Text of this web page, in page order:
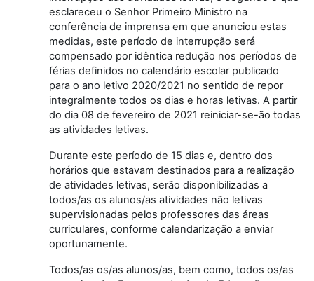
esclareceu o Senhor Primeiro Ministro na
conferência de imprensa em que anunciou estas
medidas, este período de interrupção será
compensado por idêntica redução nos períodos de
férias definidos no calendário escolar publicado
para o ano letivo 2020/2021 no sentido de repor
integralmente todos os dias e horas letivas. A partir
do dia 08 de fevereiro de 2021 reiniciar-se-ão todas
as atividades letivas.
Durante este período de 15 dias e, dentro dos
horários que estavam destinados para a realização
de atividades letivas, serão disponibilizadas a
todos/as os alunos/as atividades não letivas
supervisionadas pelos professores das áreas
curriculares, conforme calendarização a enviar
oportunamente.
Todos/as os/as alunos/as, bem como, todos os/as